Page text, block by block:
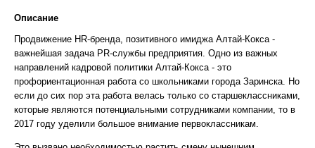
Описание
Продвижение HR-бренда, позитивного имиджа Алтай-Кокса -
важнейшая задача PR-службы предприятия. Одно из важных
направлений кадровой политики Алтай-Кокса - это
профориентационная работа со школьниками города Заринска. Но
если до сих пор эта работа велась только со старшеклассниками,
которые являются потенциальными сотрудниками компании, то в
2017 году уделили большое внимание первоклассникам.